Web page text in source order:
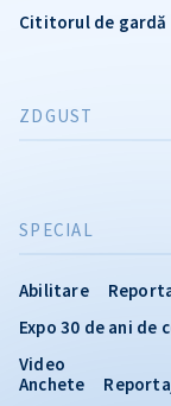
SPECIAL
Abilitare
Expo 30 de ani de
Video
Anchete
Cititorul de gardă
ZDGUST